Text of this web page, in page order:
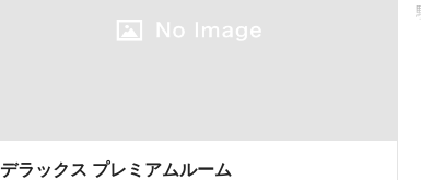
デラックス プレミアムルーム